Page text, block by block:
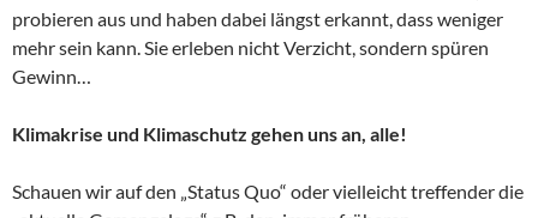
probieren aus und haben dabei längst erkannt, dass weniger
mehr sein kann. Sie erleben nicht Verzicht, sondern spüren
Gewinn…
Klimakrise und Klimaschutz gehen uns an, alle!
Schauen wir auf den „Status Quo“ oder vielleicht treffender die